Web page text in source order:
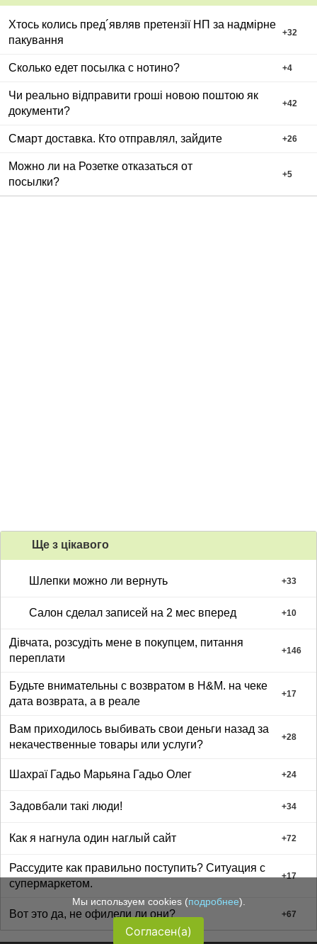
Хтось колись пред´являв претензії НП за надмірне
пакування
+32
Сколько едет посылка с нотино? +4
Чи реально відправити гроші новою поштою як
документи?
+42
Смарт доставка. Кто отправлял, зайдите +26
Можно ли на Розетке отказаться от
посылки?
+5
Ще з цiкавого
Шлепки можно ли вернуть +33
Салон сделал записей на 2 мес вперед +10
Дівчата, розсудіть мене в покупцем, питання
переплати
+146
Будьте внимательны с возвратом в H&M. на чеке
дата возврата, а в реале
+17
Вам приходилось выбивать свои деньги назад за
некачественные товары или услуги?
+28
Шахраї Гадьо Марьяна Гадьо Олег +24
Задовбали такі люди! +34
Как я нагнула один наглый сайт +72
Рассудите как правильно поступить? Ситуация с
супермаркетом.
+17
Вот это да, не офилели ли они? +67
Мы используем cookies (подробнее).
Согласен(а)